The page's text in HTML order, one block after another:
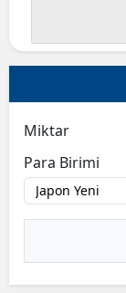
Miktar
Para Birimi